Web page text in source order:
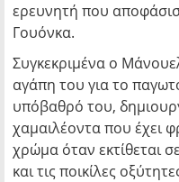
ερευνητή που
Γουόνκα.
Συγκεκριμένα ο
αγάπη του για το
υπόβαθρό του,
χαμαιλέοντα που έχει
χρώμα όταν εκτίθεται
και τις ποικίλες